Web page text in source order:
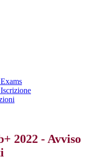
2022 - Avviso